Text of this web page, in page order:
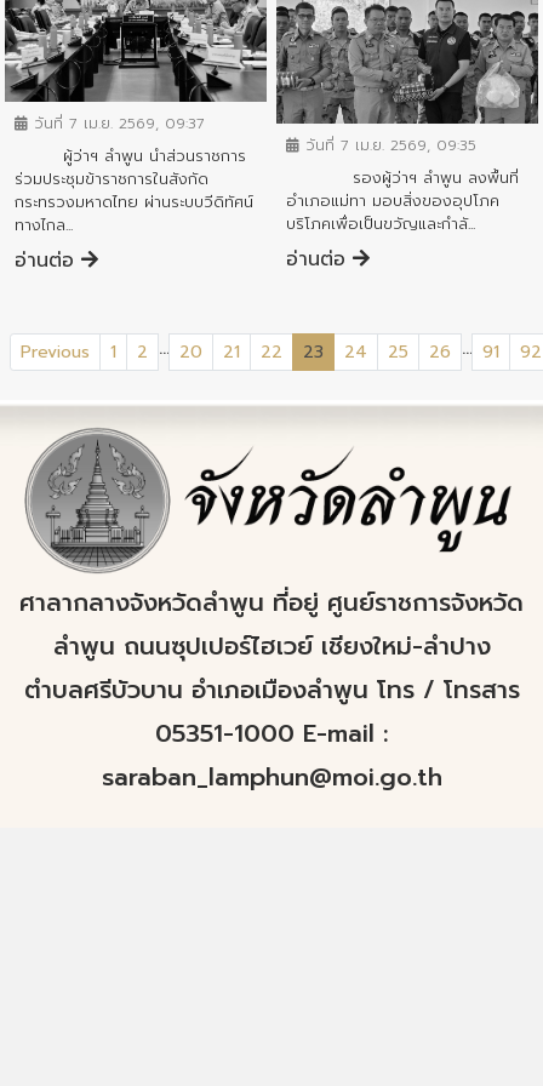
ข่าวสารจังหวัด
วันที่ 7 เม.ย. 2569, 09:37
ผู้ว่าฯ ลำพูน นำส่วนราชการ
ร่วมประชุมข้าราชการในสังกัด
กระทรวงมหาดไทย ผ่านระบบวีดิทัศน์
ทางไกล...
อ่านต่อ
ข่าวสารจังหวัด
วันที่ 7 เม.ย. 2569, 09:35
รองผู้ว่าฯ ลำพูน ลงพื้นที่
อำเภอแม่ทา มอบสิ่งของอุปโภค
บริโภคเพื่อเป็นขวัญและกำลั...
อ่านต่อ
Previous 1 2 ... 20 21 22 23 (current)
24 25 26 ... 91 92
ศาลากลางจังหวัดลำพูน ที่อยู่ ศูนย์ราชการจังหวัด
ลำพูน ถนนซุปเปอร์ไฮเวย์ เชียงใหม่-ลำปาง
ตำบลศรีบัวบาน อำเภอเมืองลำพูน โทร / โทรสาร
05351-1000 E-mail :
saraban_lamphun@moi.go.th